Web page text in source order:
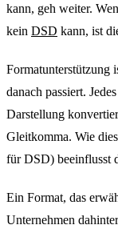
kann, geh weiter.
kein DSD kann, ist
Formatunterstützung
danach passiert.
Darstellung
Gleitkomma. Wie
für DSD) beeinflusst
Ein Format, das
Unternehmen